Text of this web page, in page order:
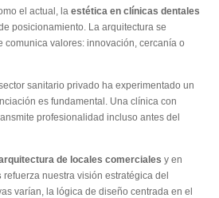
el actual, la estética en clínicas dentales
posicionamiento. La arquitectura se
comunica valores: innovación, cercanía o
sanitario privado ha experimentado un
es fundamental. Una clínica con
profesionalidad incluso antes del
de locales comerciales y en
refuerza nuestra visión estratégica del
varían, la lógica de diseño centrada en el